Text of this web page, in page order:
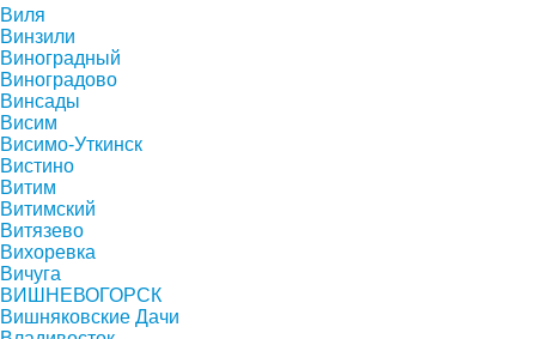
Виля
Винзили
Виноградный
Виноградово
Винсады
Висим
Висимо-Уткинск
Вистино
Витим
Витимский
Витязево
Вихоревка
Вичуга
ВИШНЕВОГОРСК
Вишняковские Дачи